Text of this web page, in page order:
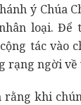
ý Chúa
loại. Để
tác vào
rạng ngời
rằng khi